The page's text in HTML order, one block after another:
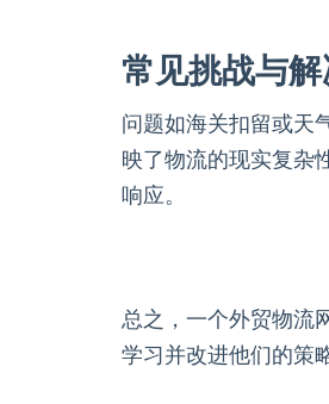
常见挑战与
问题如海关扣留或天
映了物流的现实复杂
响应。
总之，一个外贸物流
学习并改进他们的策